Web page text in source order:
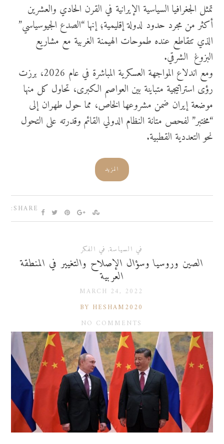
تمثل الجغرافيا السياسية الإيرانية في القرن الحادي والعشرين
أكثر من مجرد حدود لدولة إقليمية؛ إنها “الصدع الجيوسياسي”
الذي تتقاطع عنده طموحات الهيمنة الغربية مع مشاريع
البزوغ الشرقي.
ومع اندلاع المواجهة العسكرية المباشرة في عام 2026، برزت
رؤى استراتيجية متباينة بين العواصم الكبرى، تحاول كل منها
موضعة إيران ضمن مشروعها الخاص، مما حول طهران إلى
“مختبر” لفحص متانة النظام الدولي القائم وقدرته على التحول
نحو التعددية القطبية.
المزيد
SHARE:
في السياسة, في الفكر
الصين وروسيا وسؤال الإصلاح والتغيير في المنطقة
العربية
MARCH 24, 2022
BY HESHAM2020
NO COMMENTS